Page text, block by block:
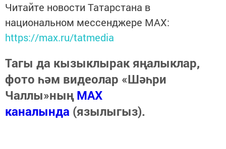
Читайте новости Татарстана в
национальном мессенджере MАХ:
https://max.ru/tatmedia
Тагы да кызыклырак яңалыклар,
фото һәм видеолар «Шәһри
Чаллы»ныңMAX
каналында (язылыгыз).